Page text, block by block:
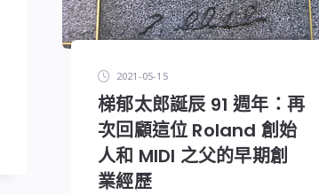
2021-05-15
梯郁太郎誕辰 91 週年：再
次回顧這位 Roland 創始
人和 MIDI 之父的早期創
業經歷